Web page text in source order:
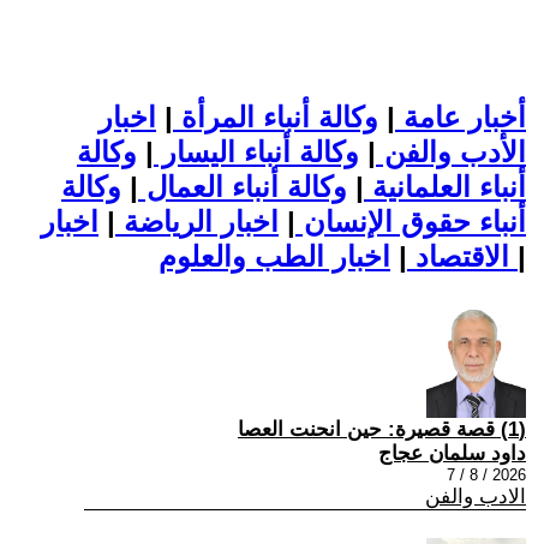
أخبار عامة | وكالة أنباء المرأة | اخبار
الأدب والفن | وكالة أنباء اليسار | وكالة
أنباء العلمانية | وكالة أنباء العمال | وكالة
أنباء حقوق الإنسان | اخبار الرياضة | اخبار
الاقتصاد | |
(1) قصة قصيرة: حين انحنت العصا
داود سلمان عجاج
2026 / 8 / 7
الادب والفن